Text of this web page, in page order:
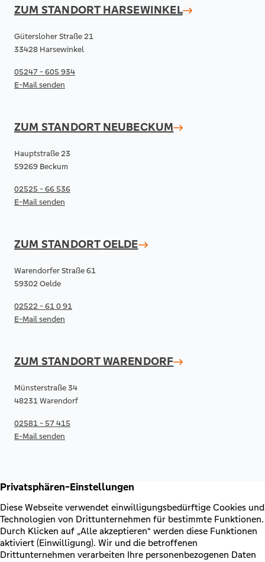
ZUM STANDORT HARSEWINKEL
Gütersloher Straße 21
33428 Harsewinkel
05247 - 605 934
E-Mail senden
ZUM STANDORT NEUBECKUM
Hauptstraße 23
59269 Beckum
02525 - 66 536
E-Mail senden
ZUM STANDORTOELDE
Warendorfer Straße 61
59302 Oelde
02522 - 61 0 91
E-Mail senden
ZUM STANDORTWARENDORF
Münsterstraße 34
48231 Warendorf
02581 - 57 415
E-Mail senden
RECHTLICHES & KONTAKT
Kontakt
AGB & Sonderbedingungen
Erklärung zur Barrierefreiheit